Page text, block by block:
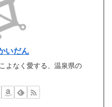
いだん
よなく愛する、温泉県の